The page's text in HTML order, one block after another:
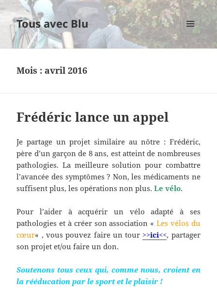
Tous avec Blu
ET
Mois : avril 2016
Frédéric lance un appel
Je partage un projet similaire au nôtre : Frédéric,
père d’un garçon de 8 ans, est atteint de nombreuses
pathologies. La meilleure solution pour combattre
l’avancée des symptômes ? Non, les médicaments ne
suffisent plus, les opérations non plus.Le vélo.
Pour l’aider à acquérir un vélo adapté à ses
pathologies et à créer son association « Les vélos du
cœur« , vous pouvez faire un tour >>ici<<, partager
son projet et/ou faire un don.
Soutenons tous ceux qui, comme nous, croient en
la rééducation par le sport et le plaisir !